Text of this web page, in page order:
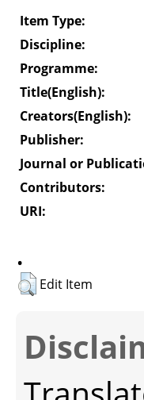
Item Type:
Discipline:
Programme:
Title(English):
Creators(English):
Publisher:
Journal or
Contributors:
URI:
.
Edit Item